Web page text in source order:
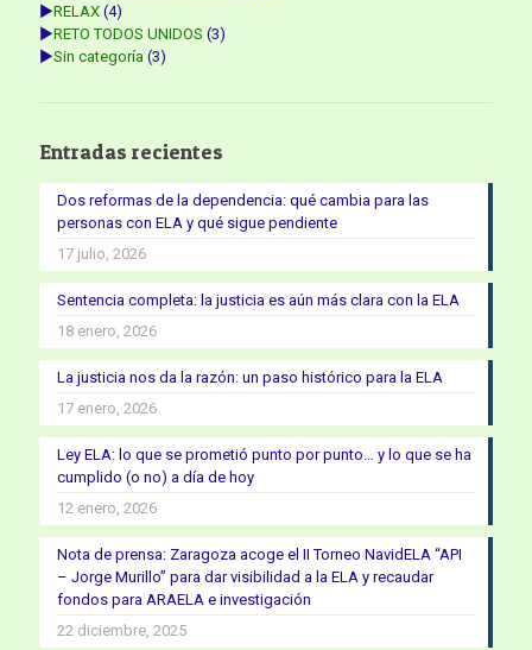
►RELAX (4)
►RETO TODOS UNIDOS (3)
►Sin categoría (3)
Entradas recientes
Dos reformas de la dependencia: qué cambia para las
personas con ELA y qué sigue pendiente
17 julio, 2026
Sentencia completa: la justicia es aún más clara con la ELA
18 enero, 2026
La justicia nos da la razón: un paso histórico para la ELA
17 enero, 2026
Ley ELA: lo que se prometió punto por punto… y lo que se ha
cumplido (o no) a día de hoy
12 enero, 2026
Nota de prensa: Zaragoza acoge el II Torneo NavidELA “API
– Jorge Murillo” para dar visibilidad a la ELA y recaudar
fondos para ARAELA e investigación
22 diciembre, 2025